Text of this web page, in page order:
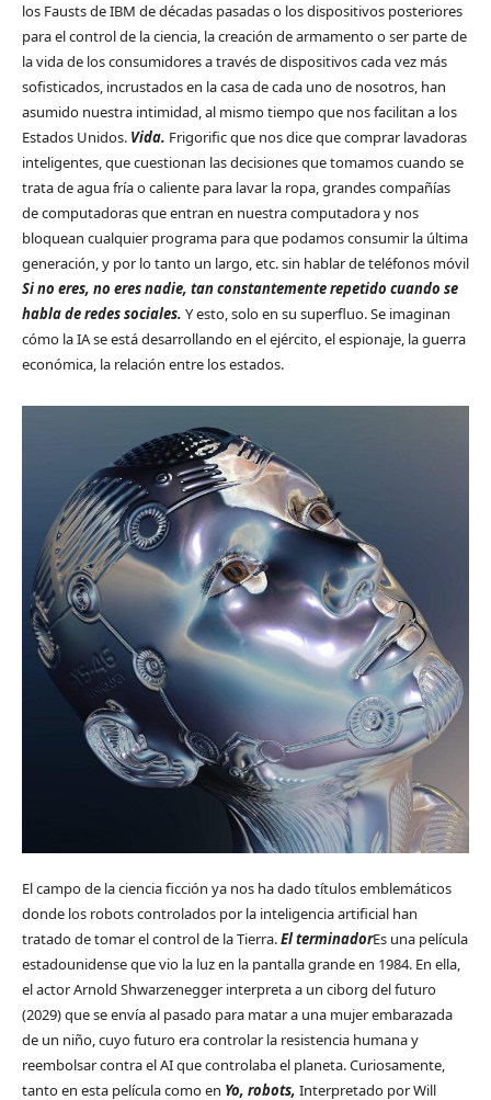
los Fausts de IBM de décadas pasadas o los dispositivos posteriores
para el control de la ciencia, la creación de armamento o ser parte de
la vida de los consumidores a través de dispositivos cada vez más
sofisticados, incrustados en la casa de cada uno de nosotros, han
asumido nuestra intimidad, al mismo tiempo que nos facilitan a los
Estados Unidos. Vida. Frigorific que nos dice que comprar lavadoras
inteligentes, que cuestionan las decisiones que tomamos cuando se
trata de agua fría o caliente para lavar la ropa, grandes compañías
de computadoras que entran en nuestra computadora y nos
bloquean cualquier programa para que podamos consumir la última
generación, y por lo tanto un largo, etc. sin hablar de teléfonos móvil
Si no eres, no eres nadie, tan constantemente repetido cuando se
habla de redes sociales. Y esto, solo en su superfluo. Se imaginan
cómo la IA se está desarrollando en el ejército, el espionaje, la guerra
económica, la relación entre los estados.
El campo de la ciencia ficción ya nos ha dado títulos emblemáticos
donde los robots controlados por la inteligencia artificial han
tratado de tomar el control de la Tierra.El terminadorEs una película
estadounidense que vio la luz en la pantalla grande en 1984. En ella,
el actor Arnold Shwarzenegger interpreta a un ciborg del futuro
(2029) que se envía al pasado para matar a una mujer embarazada
de un niño, cuyo futuro era controlar la resistencia humana y
reembolsar contra el AI que controlaba el planeta. Curiosamente,
tanto en esta película como en Yo, robots, Interpretado por Will